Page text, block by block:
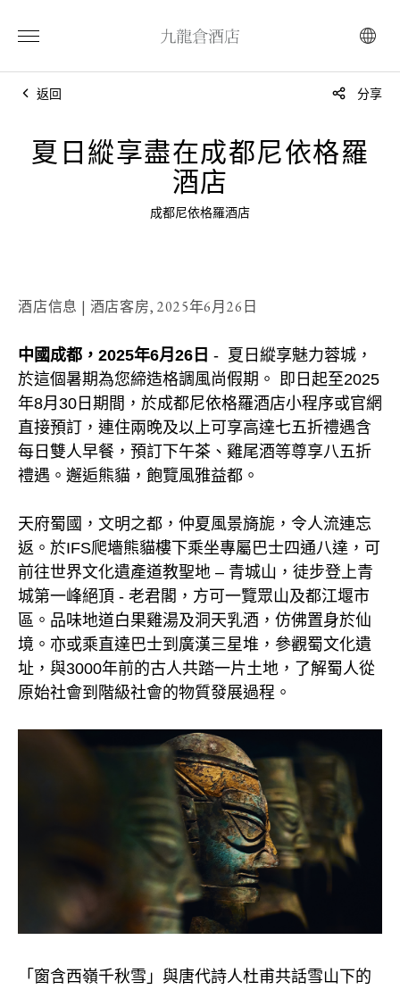
返回 分享
夏日縱享盡在成都尼依格羅
酒店
成都尼依格羅酒店
酒店信息 | 酒店客房,2025年6月26日
中國成都，2025年6月26日 - 夏日縱享魅力蓉城，
於這個暑期為您締造格調風尚假期。 即日起至2025
年8月30日期間，於成都尼依格羅酒店小程序或官網
直接預訂，連住兩晚及以上可享高達七五折禮遇含
每日雙人早餐，預訂下午茶、雞尾酒等尊享八五折
禮遇。邂逅熊貓，飽覽風雅益都。
天府蜀國，文明之都，仲夏風景旖旎，令人流連忘
返。於IFS爬墻熊貓樓下乘坐專屬巴士四通八達，可
前往世界文化遺產道教聖地 – 青城山，徒步登上青
城第一峰絕頂 - 老君閣，方可一覽眾山及都江堰市
區。品味地道白果雞湯及洞天乳酒，仿佛置身於仙
境。亦或乘直達巴士到廣漢三星堆，參觀蜀文化遺
址，與3000年前的古人共踏一片土地，了解蜀人從
原始社會到階級社會的物質發展過程。
「窗含西嶺千秋雪」與唐代詩人杜甫共話雪山下的